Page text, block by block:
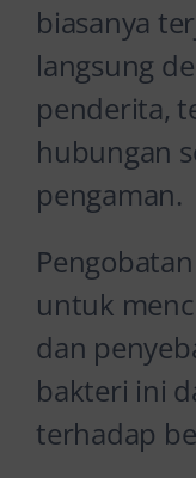
biasanya
langsung
penderita,
hubungan
pengaman.
untuk
dan
bakteri ini
terhadap